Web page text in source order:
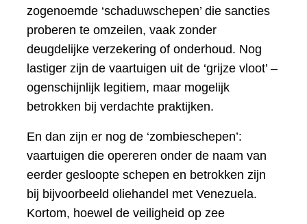
zogenoemde ‘schaduwschepen’ die sancties
proberen te omzeilen, vaak zonder
deugdelijke verzekering of onderhoud. Nog
lastiger zijn de vaartuigen uit de ‘grijze vloot’ –
ogenschijnlijk legitiem, maar mogelijk
betrokken bij verdachte praktijken.
En dan zijn er nog de ‘zombieschepen’:
vaartuigen die opereren onder de naam van
eerder gesloopte schepen en betrokken zijn
bij bijvoorbeeld oliehandel met Venezuela.
Kortom, hoewel de veiligheid op zee